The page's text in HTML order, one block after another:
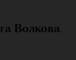
Волкова